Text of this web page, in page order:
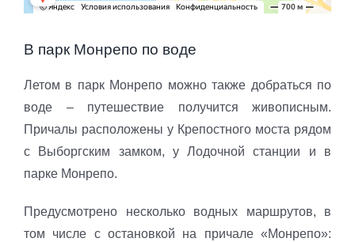
В парк Монрепо по воде
Летом в парк Монрепо можно также добраться по
воде – путешествие получится живописным.
Причалы расположены у Крепостного моста рядом
с Выборгским замком, у Лодочной станции и в
парке Монрепо.
Предусмотрено несколько водных маршрутов, в
том числе с остановкой на причале «Монрепо»: